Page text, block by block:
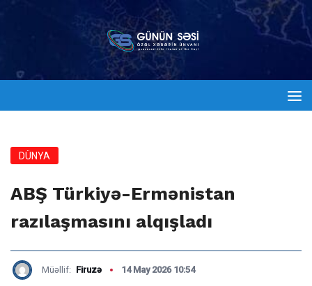
DÜNYA
ABŞ Türkiyə-Ermənistan
razılaşmasını alqışladı
Müəllif: Firuzə 14 May 2026 10:54